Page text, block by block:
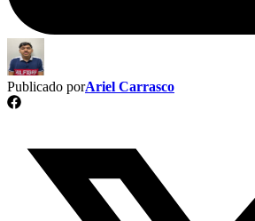
Publicado porAriel Carrasco